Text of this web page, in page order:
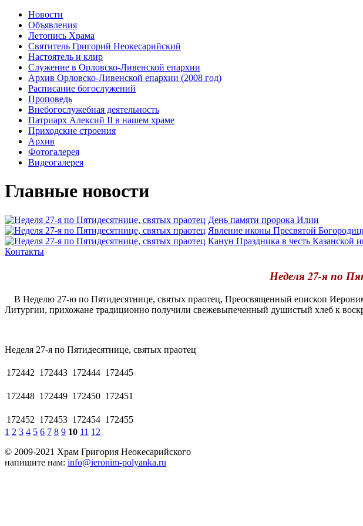
Новости
Объявления
Летопись Храма
Святитель Григорий Неокесарийский
Настоятель и клир
Служение в Орловско-Ливенской епархии
Архив Орловско-Ливенской епархии (2008 год)
Расписание богослужений
Проповедь
Внебогослужебная деятельность
Патриарх Алексий II в нашем храме
Приходские строения
Архив
Фотогалерея
Видеогалерея
Главные новости
День памяти пророка Илии
Явлeние иконы Пресвятой
Канун Праздника в честь Казанской
Контакты
Неделя 27-я по
В Неделю 27-ю по Пятидесятнице, святых праотец, Преосвященный епископ
Литургии, прихожане традиционно получили свежевыпеченный душистый хлеб к
Неделя 27-я по Пятидесятнице, святых праотец
172442 172443 172444 172445
172448 172449 172450 172451
172452 172453 172454 172455
1 2 3 4 5 6 7 8 9 10 11 12
© 2009-2021 Храм Григория Неокесарийского
напишите нам: info@ieronim-polyanka.ru